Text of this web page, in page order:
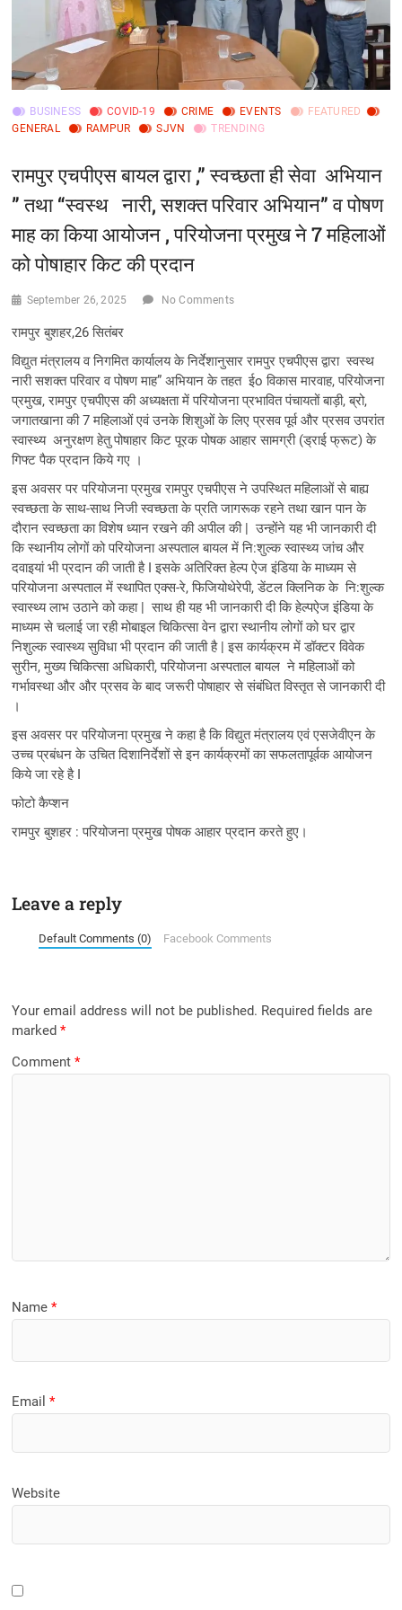
BUSINESS COVID-19 CRIME EVENTS
FEATURED
GENERAL
RAMPUR SJVN TRENDING
रामपुर एचपीएस बायल द्वारा ,” स्वच्छता ही सेवा अभियान
” तथा “स्वस्थ नारी, सशक्त परिवार अभियान” व पोषण
माह का किया आयोजन , परियोजना प्रमुख ने 7 महिलाओं
को पोषाहार किट की प्रदान
September 26, 2025 No Comments
रामपुर बुशहर,26 सितंबर
विद्युत मंत्रालय व निगमित कार्यालय के निर्देशानुसार रामपुर एचपीएस द्वारा स्वस्थ
नारी सशक्त परिवार व पोषण माह” अभियान के तहत ईo विकास मारवाह, परियोजना
प्रमुख, रामपुर एचपीएस की अध्यक्षता में परियोजना प्रभावित पंचायतों बाड़ी, ब्रो,
जगातखाना की 7 महिलाओं एवं उनके शिशुओं के लिए प्रसव पूर्व और प्रसव उपरांत
स्वास्थ्य अनुरक्षण हेतु पोषाहार किट पूरक पोषक आहार सामग्री (ड्राई फ्रूट) के
गिफ्ट पैक प्रदान किये गए ।
इस अवसर पर परियोजना प्रमुख रामपुर एचपीएस ने उपस्थित महिलाओं से बाह्य
स्वच्छता के साथ-साथ निजी स्वच्छता के प्रति जागरूक रहने तथा खान पान के
दौरान स्वच्छता का विशेष ध्यान रखने की अपील की | उन्होंने यह भी जानकारी दी
कि स्थानीय लोगों को परियोजना अस्पताल बायल में नि:शुल्क स्वास्थ्य जांच और
दवाइयां भी प्रदान की जाती है I इसके अतिरिक्त हेल्प ऐज इंडिया के माध्यम से
परियोजना अस्पताल में स्थापित एक्स-रे, फिजियोथेरेपी, डेंटल क्लिनिक के नि:शुल्क
स्वास्थ्य लाभ उठाने को कहा | साथ ही यह भी जानकारी दी कि हेल्पऐज इंडिया के
माध्यम से चलाई जा रही मोबाइल चिकित्सा वेन द्वारा स्थानीय लोगों को घर द्वार
निशुल्क स्वास्थ्य सुविधा भी प्रदान की जाती है | इस कार्यक्रम में डॉक्टर विवेक
सुरीन, मुख्य चिकित्सा अधिकारी, परियोजना अस्पताल बायल ने महिलाओं को
गर्भावस्था और और प्रसव के बाद जरूरी पोषाहार से संबंधित विस्तृत से जानकारी दी
।
इस अवसर पर परियोजना प्रमुख ने कहा है कि विद्युत मंत्रालय एवं एसजेवीएन के
उच्च प्रबंधन के उचित दिशानिर्देशों से इन कार्यक्रमों का सफलतापूर्वक आयोजन
किये जा रहे है I
फोटो कैप्शन
रामपुर बुशहर : परियोजना प्रमुख पोषक आहार प्रदान करते हुए।
Leave a reply
Default Comments (0) Facebook Comments
Your email address will not be published. Required fields are
marked*
Comment*
Name*
Email*
Website